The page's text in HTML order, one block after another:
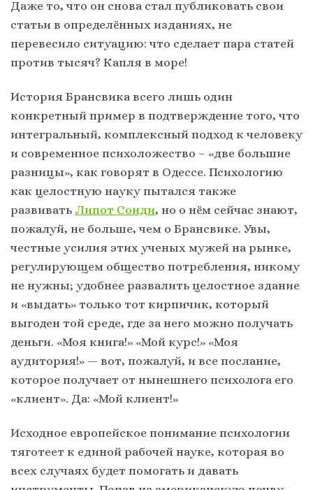
Даже то, что он снова стал публиковать свои
статьи в определённых изданиях, не
перевесило ситуацию: что сделает пара статей
против тысяч? Капля в море!
История Брансвика всего лишь один
конкретный пример в подтверждение того, что
интегральный, комплексный подход к человеку
и современное психоложество – «две большие
разницы», как говорят в Одессе. Психологию
как целостную науку пытался также
развивать Липот Сонди, но о нём сейчас знают,
пожалуй, не больше, чем о Брансвике. Увы,
честные усилия этих ученых мужей на рынке,
регулирующем общество потребления, никому
не нужны; удобнее развалить целостное здание
и «выдать» только тот кирпичик, который
выгоден той среде, где за него можно получать
деньги. «Моя книга!» «Мой курс!» «Моя
аудитория!» — вот, пожалуй, и все послание,
которое получает от нынешнего психолога его
«клиент». Да: «Мой клиент!»
Исходное европейское понимание психологии
тяготеет к единой рабочей науке, которая во
всех случаях будет помогать и давать